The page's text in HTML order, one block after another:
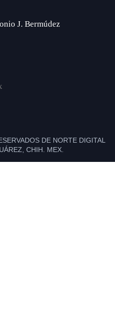
J. Bermúdez
DE NORTE DIGITAL
CHIH. MEX.